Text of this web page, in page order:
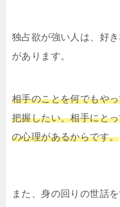
独占欲が強い人は、好
があります。
相手のことを何でもや
把握したい、相手にと
の心理があるからです。
また、身の回りの世話